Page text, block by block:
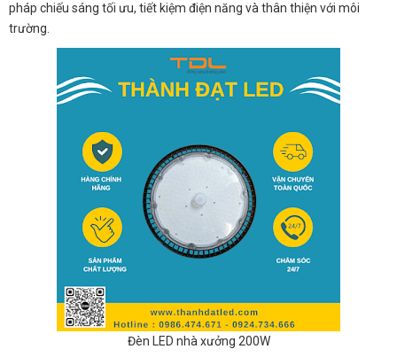
pháp chiếu sáng tối ưu, tiết kiệm điện năng và thân thiện với môi
trường.
Đèn LED nhà xưởng 200W